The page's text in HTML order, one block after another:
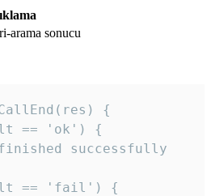
arama sonucu
{
== 'ok') {
successfully
== 'fail') {